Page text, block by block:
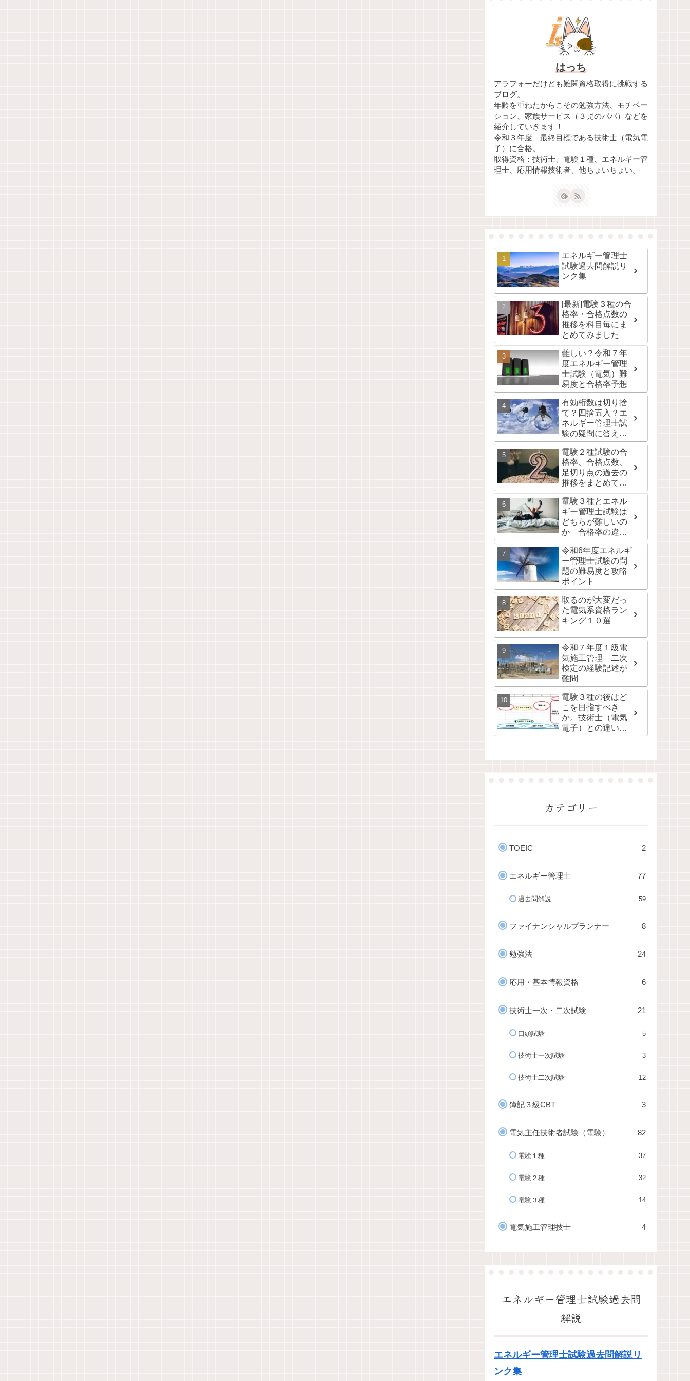
はっち
アラフォーだけども難関資格取得に挑戦する
ブログ。
年齢を重ねたからこその勉強方法、モチベー
ション、家族サービス（３児のパパ）などを
紹介していきます！
令和３年度 最終目標である技術士（電気電
子）に合格。
取得資格：技術士、電験１種、エネルギー管
理士、応用情報技術者、他ちょいちょい。
エネルギー管理士
試験過去問解説リ
ンク集
[最新]電験３種の合
格率・合格点数の
推移を科目毎にま
とめてみました
難しい？令和７年
度エネルギー管理
士試験（電気）難
易度と合格率予想
有効桁数は切り捨
て？四捨五入？エ
ネルギー管理士試
験の疑問に答えま
す。
電験２種試験の合
格率、合格点数、
足切り点の過去の
推移をまとめて公
開！
電験３種とエネル
ギー管理士試験は
どちらが難しいの
か 合格率の違い
は取りやすさの違
い
令和6年度エネルギ
ー管理士試験の問
題の難易度と攻略
ポイント
取るのが大変だっ
た電気系資格ラン
キング１０選
令和７年度１級電
気施工管理 二次
検定の経験記述が
難問
電験３種の後はど
こを目指すべき
か。技術士（電気
電子）との違いと
関連性
カテゴリー
TOEIC 2
エネルギー管理士 77
過去問解説 59
ファイナンシャルプランナー 8
勉強法 24
応用・基本情報資格 6
技術士一次・二次試験 21
口頭試験 5
技術士一次試験 3
技術士二次試験 12
簿記３級CBT 3
電気主任技術者試験（電験） 82
電験１種 37
電験２種 32
電験３種 14
電気施工管理技士 4
エネルギー管理士試験過去問
解説
エネルギー管理士試験過去問解説リ
ンク集